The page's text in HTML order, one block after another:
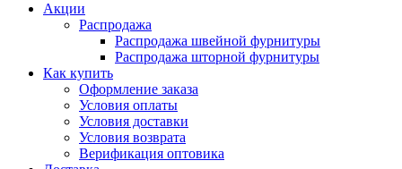
Акции
Распродажа
Распродажа швейной фурнитуры
Распродажа шторной фурнитуры
Как купить
Оформление заказа
Условия оплаты
Условия доставки
Условия возврата
Верификация оптовика